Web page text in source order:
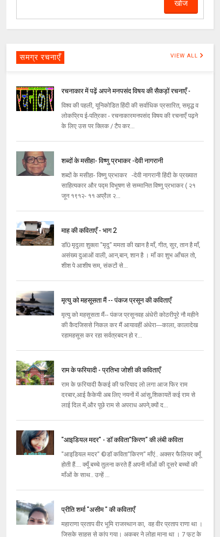
समग्र रचनाएँ VIEW ALL
रचनाकार में पढ़ें अपने मनपसंद विषय की सैकड़ों रचनाएँ -
विश्व की पहली, यूनिकोडित हिंदी की सर्वाधिक प्रसारित, समृद्ध व
लोकप्रिय ई-पत्रिका - रचनाकारमनपसंद विषय की रचनाएँ पढ़ने
के लिए उस पर क्लिक / टैप कर...
शब्दों के मसीहा- विष्णु प्रभाकर -देवी नागरानी
शब्दों के मसीहा- विष्णु प्रभाकर -देवी नागरानी हिंदी के प्रख्यात
साहित्यकार और पद्म विभूषण से सम्मानित विष्णु प्रभाकर ( २१
जून १९१२- ११ अप्रैल २...
माह की कविताएँ - भाग 2
डॉ0 मृदुला शुक्ला "मृदु" ममता की खान है माँ, गीत, सुर, तान है माँ,
असंख्य दुआओं वाली, आन,बान, शान है । माँ का शुभ आँचल तो,
शीश पे आशीष सम, संकटों से...
मृत्यु को महसूसता मैं -- पंकज प्रसून की कविताएँ
मृत्यु को महसूसता मैं-- पंकज प्रसूनवह अंधेरी कोठरीपूरे नौ महीने
की कैदजिससे निकल कर मैं आयावहीं अंधेरा---काला, कालादेख
रहामहसूस कर रहा सर्वत्रबदन हो र...
राम के फरियादी - प्रतिभा जोशी की कविताएँ
राम के फ़रियादी कैकई की फरियाद लो लगा आज फिर राम
दरबार,आई कैकेयी अब लिए नयनों में आंसू,शिकायतें कई राम से
लाई दिल में,और पूछे राम से अपराध अपने,क्यों द...
"आइडियल मदर" - डॉ कविता"किरण" की लंबी कविता
"आइडियल मदर" ©डॉ कविता"किरण" माँएं.. अक्सर फैलियर क्यूँ
होती हैं.... क्यूँ बच्चे तुलना करते हैं अपनी माँओं की दूसरे बच्चों की
माँओं के साथ.. उन्हें ...
प्रीति शर्मा "असीम " की कविताएँ
महाराणा प्रताप वीर भूमि राजस्थान का, वह वीर प्रताप राणा था ।
जिसके साहस से कांप गया। अकबर ने लोहा माना था । 7 फुट के